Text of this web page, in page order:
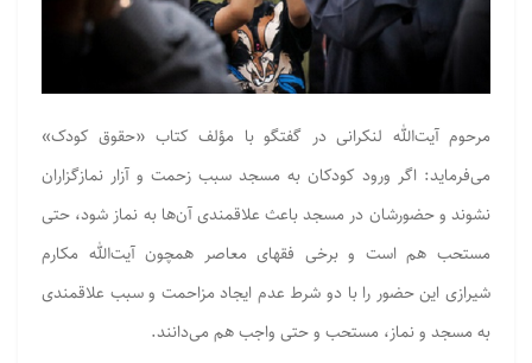
مرحوم آیت‌الله لنکرانی در گفتگو با مؤلف کتاب «حقوق کودک»
می‌فرماید: اگر ورود کودکان به مسجد سبب زحمت و آزار نمازگزاران
نشوند و حضورشان در مسجد باعث علاقمندی آن‌ها به نماز شود، حتی
مستحب هم است و برخی فقهای معاصر همچون آیت‌الله مکارم
شیرازی این حضور را با دو شرط عدم ایجاد مزاحمت و سبب علاقمندی
به مسجد و نماز، مستحب و حتی واجب هم می‌دانند.